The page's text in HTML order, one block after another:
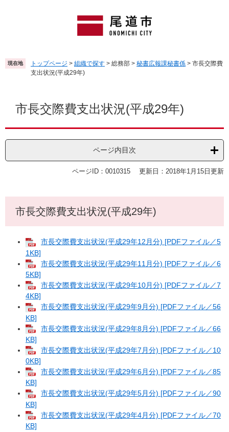
頭
で
飛
ば
現在地 トップページ > 組織で探す > 総務部 > 秘書広報課秘書係 > 市長交際費
支出状況(平成29年)
市長交際費支出状況(平成29年)
ページ内目次
ページID：0010315 更新日：2018年1月15日更新
市長交際費支出状況(平成29年)
市長交際費支出状況(平成29年12月分) [PDFファイル／5
1KB]
市長交際費支出状況(平成29年11月分) [PDFファイル／6
5KB]
市長交際費支出状況(平成29年10月分) [PDFファイル／7
4KB]
市長交際費支出状況(平成29年9月分) [PDFファイル／56
KB]
市長交際費支出状況(平成29年8月分) [PDFファイル／66
KB]
市長交際費支出状況(平成29年7月分) [PDFファイル／10
0KB]
市長交際費支出状況(平成29年6月分) [PDFファイル／85
KB]
市長交際費支出状況(平成29年5月分) [PDFファイル／90
KB]
市長交際費支出状況(平成29年4月分) [PDFファイル／70
KB]